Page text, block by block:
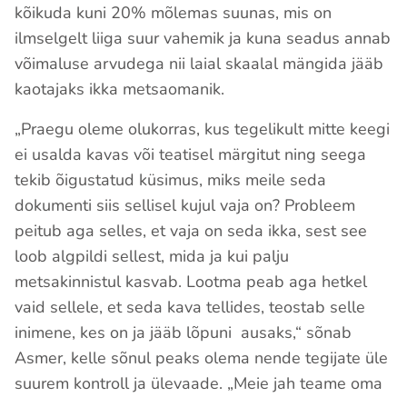
kõikuda kuni 20% mõlemas suunas, mis on
ilmselgelt liiga suur vahemik ja kuna seadus annab
võimaluse arvudega nii laial skaalal mängida jääb
kaotajaks ikka metsaomanik.
„Praegu oleme olukorras, kus tegelikult mitte keegi
ei usalda kavas või teatisel märgitut ning seega
tekib õigustatud küsimus, miks meile seda
dokumenti siis sellisel kujul vaja on? Probleem
peitub aga selles, et vaja on seda ikka, sest see
loob algpildi sellest, mida ja kui palju
metsakinnistul kasvab. Lootma peab aga hetkel
vaid sellele, et seda kava tellides, teostab selle
inimene, kes on ja jääb lõpuni ausaks,“ sõnab
Asmer, kelle sõnul peaks olema nende tegijate üle
suurem kontroll ja ülevaade. „Meie jah teame oma